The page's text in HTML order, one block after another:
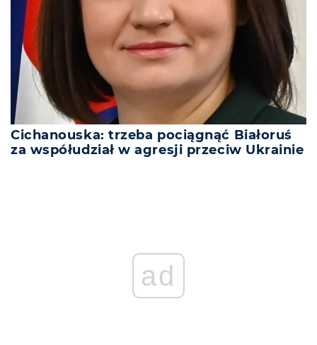
Cichanouska: trzeba pociągnąć Białoruś
za współudział w agresji przeciw Ukrainie
ad